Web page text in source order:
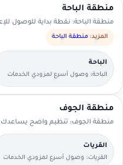
منطقة الباحة
منطقة الباحة: نقطة بداية للوصول
المزيد: منطقة الباحة
الباحة
الباحة: وصول أسرع لمزودي الخدمات
القريبين منك.
منطقة الجوف
منطقة الجوف: تنظيم واضح يساعدك
القريات
القريات: وصول أسرع لمزودي الخدمات